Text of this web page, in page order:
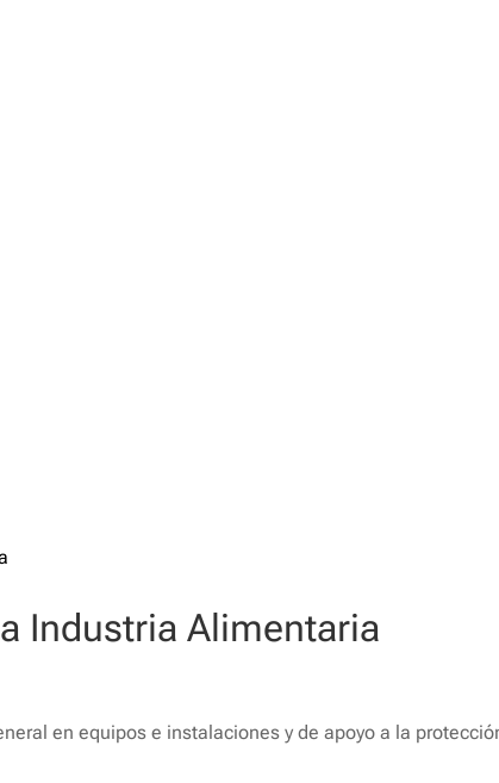
Industria Alimentaria
en equipos e instalaciones y de apoyo a la